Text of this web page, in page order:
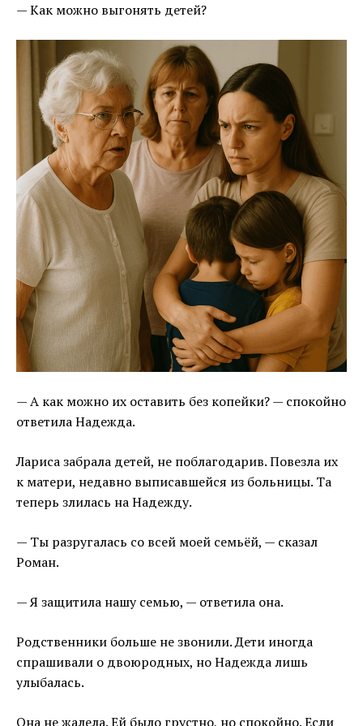
— Как можно выгонять детей?
— А как можно их оставить без копейки? — спокойно
ответила Надежда.
Лариса забрала детей, не поблагодарив. Повезла их
к матери, недавно выписавшейся из больницы. Та
теперь злилась на Надежду.
— Ты разругалась со всей моей семьёй, — сказал
Роман.
— Я защитила нашу семью, — ответила она.
Родственники больше не звонили. Дети иногда
спрашивали о двоюродных, но Надежда лишь
улыбалась.
Она не жалела. Ей было грустно, но спокойно. Если